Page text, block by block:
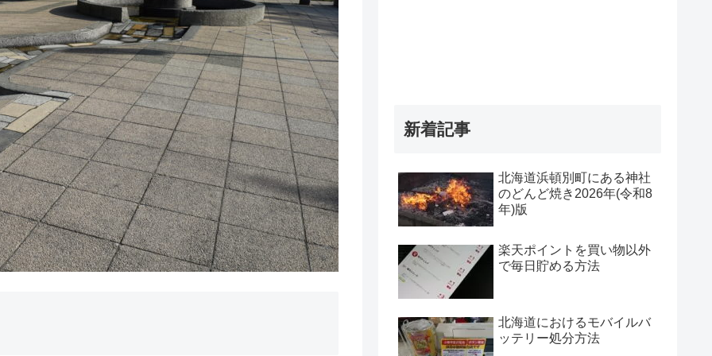
新着記事
北海道浜頓別町にある神社
のどんど焼き2026年(令和8
年)版
楽天ポイントを買い物以外
で毎日貯める方法
北海道におけるモバイルバ
ッテリー処分方法